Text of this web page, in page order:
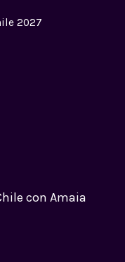
con Amaia